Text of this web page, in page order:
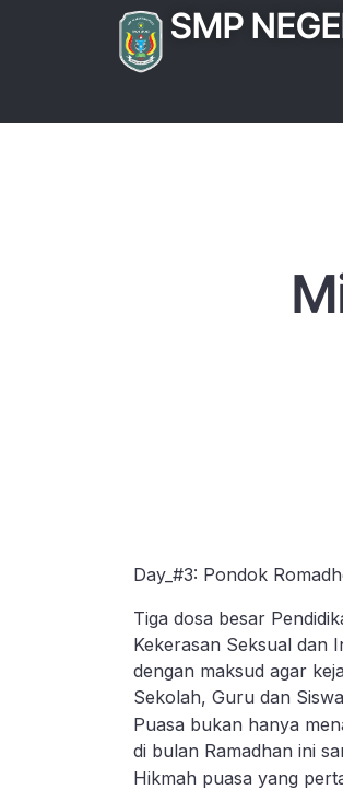
SMP
Day_#3: Pondok
Tiga dosa besar
Kekerasan Seksual dan
dengan maksud agar
Sekolah, Guru dan
Puasa bukan hanya
di bulan Ramadhan ini
Hikmah puasa yang